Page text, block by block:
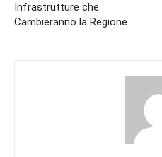
Infrastrutture che
Cambieranno la Regione